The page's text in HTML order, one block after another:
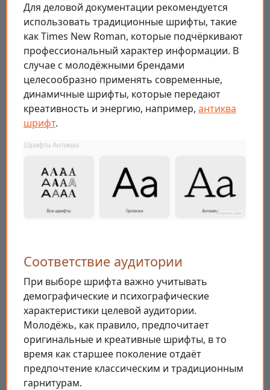
Для деловой документации рекомендуется
использовать традиционные шрифты, такие
как Times New Roman, которые подчёркивают
профессиональный характер информации. В
случае с молодёжными брендами
целесообразно применять современные,
динамичные шрифты, которые передают
креативность и энергию, например, антиква
шрифт.
Соответствие аудитории
При выборе шрифта важно учитывать
демографические и психографические
характеристики целевой аудитории.
Молодёжь, как правило, предпочитает
оригинальные и креативные шрифты, в то
время как старшее поколение отдаёт
предпочтение классическим и традиционным
гарнитурам.